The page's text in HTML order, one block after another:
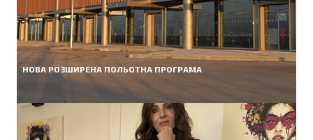
НОВА РОЗШИРЕНА ПОЛЬОТНА ПРОГРАМА